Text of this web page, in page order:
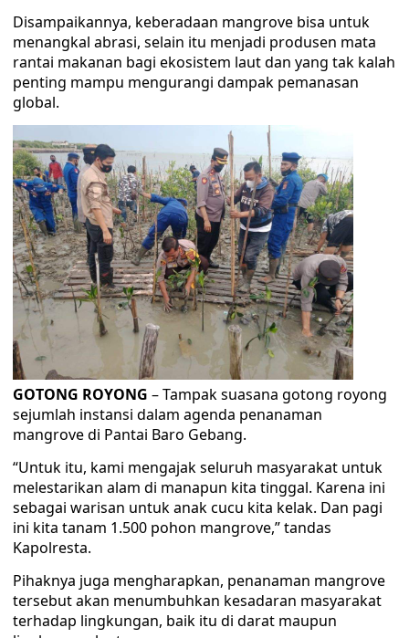
Disampaikannya, keberadaan mangrove bisa untuk
menangkal abrasi, selain itu menjadi produsen mata
rantai makanan bagi ekosistem laut dan yang tak kalah
penting mampu mengurangi dampak pemanasan
global.
GOTONG ROYONG – Tampak suasana gotong royong
sejumlah instansi dalam agenda penanaman
mangrove di Pantai Baro Gebang.
“Untuk itu, kami mengajak seluruh masyarakat untuk
melestarikan alam di manapun kita tinggal. Karena ini
sebagai warisan untuk anak cucu kita kelak. Dan pagi
ini kita tanam 1.500 pohon mangrove,” tandas
Kapolresta.
Pihaknya juga mengharapkan, penanaman mangrove
tersebut akan menumbuhkan kesadaran masyarakat
terhadap lingkungan, baik itu di darat maupun